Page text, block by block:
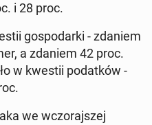
i 28 proc.
go­spo­dar­ki - zdaniem
a zdaniem 42 proc.
w kwestii po­dat­ków -
we wczo­raj­szej